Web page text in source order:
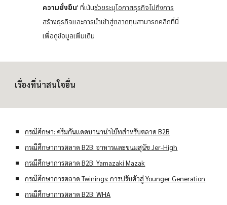
ความยั่งยืน' ที่เน้นช่วยระบุโอกาสธุรกิจไปถึงการ
สร้างธุรกิจและการนำเข้าสู่ตลาดทุนสามารถคลิกที่นี่
เพื่อดูข้อมูลเพิ่มเติม
เรื่องที่น่าสนใจอื่น
กรณีศึกษา: ครีมกันแดดบานาน่าโบ๊ทสำหรับตลาด B2B
กรณีศึกษาการตลาด B2B: อาหารและขนมสุนัข Jer-High
กรณีศึกษาการตลาด B2B: Yamazaki Mazak
กรณีศึกษาการตลาด Twinings: การปรับตัวสู่ Younger Generation
กรณีศึกษาการตลาด B2B: WHA